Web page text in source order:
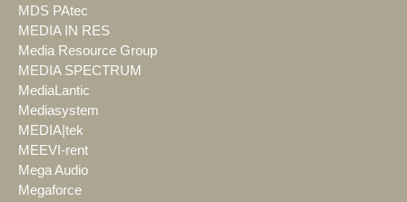
MDS PAtec
MEDIA IN RES
Media Resource Group
MEDIA SPECTRUM
MediaLantic
Mediasystem
MEDIA|tek
MEEVI-rent
Mega Audio
Megaforce